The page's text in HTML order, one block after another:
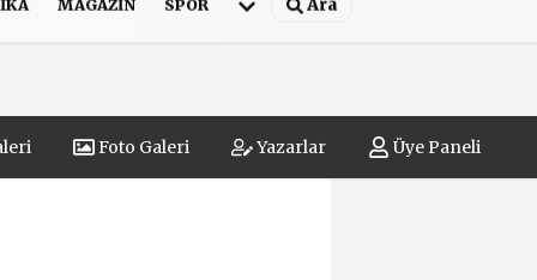
MAGAZIN SPOR Ara
Foto Galeri Yazarlar Üye Paneli